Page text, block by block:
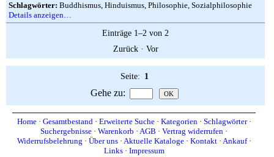
Schlagwörter: Buddhismus, Hinduismus, Philosophie, Sozialphilosophie
Details anzeigen…
Einträge 1–2 von 2
Zurück· Vor
Seite: 1
Gehe zu:
Home· Gesamtbestand· Erweiterte Suche· Kategorien· Schlagwörter·
Suchergebnisse · Warenkorb · AGB · Vertrag widerrufen ·
Widerrufsbelehrung · Über uns· Aktuelle Kataloge· Kontakt· Ankauf·
Links· Impressum